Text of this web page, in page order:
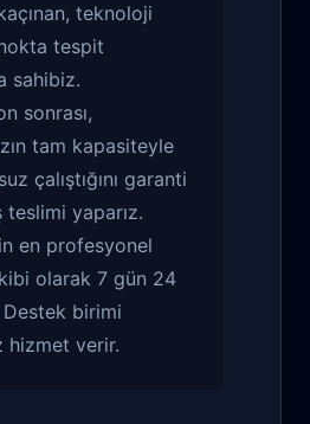
teknoloji
tespit
sahibiz.
sonrası,
tam kapasiteyle
çalıştığını garanti
teslimi yaparız.
en profesyonel
olarak 7 gün 24
birimi
hizmet verir.